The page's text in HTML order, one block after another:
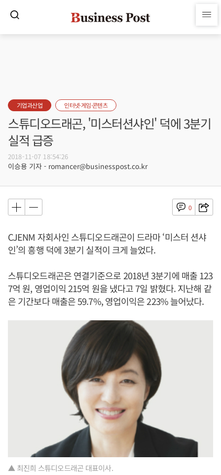
기업과산업 인터넷·게임·콘텐츠
스튜디오드래곤, '미스터션샤인' 덕에 3분기
실적 급증
2018-11-07 18:54:26
이승용 기자 - romancer@businesspost.co.kr
0
CJENM 자회사인 스튜디오드래곤이 드라마 ‘미스터 션샤
인’의 흥행 덕에 3분기 실적이 크게 늘었다.
스튜디오드래곤은 연결기준으로 2018년 3분기에 매출 123
7억 원, 영업이익 215억 원을 냈다고 7일 밝혔다. 지난해 같
은 기간보다 매출은 59.7%, 영업이익은 223% 늘어났다.
▲ 최진희 스튜디오드래곤 대표이사.